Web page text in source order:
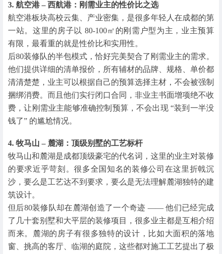
3. 航空港 – 西航港：刚需业主的性价比之选
航空港板块高校云集、产业密集，是很多年轻人在成都的第
一站。这里的房子以 80-100㎡的刚需户型为主，业主预算
有限，最看重的就是性价比和实用性。
后80装修队的半包模式，恰好完美契合了刚需业主的需求。
他们提供详细的清单报价，所有辅材的品牌、规格、单价都
清清楚楚，业主可以根据自己的预算选择主材，不会被强制
捆绑消费。而且他们实行闭口合同，非业主书面增项绝不收
费，让刚需业主能够准确控制预算，不会出现 “装到一半没
钱了” 的尴尬情况。
4. 牧马山 – 麓湖：顶级别墅的工艺标杆
牧马山和麓湖是成都顶级豪宅的代名词，这里的业主对装修
的要求近乎苛刻。很多全国知名的装修公司在这里折戟沉
沙，要么是工艺达不到要求，要么是无法理解麓湖独特的建
筑设计。
但后80装修队却在麓湖创造了一个奇迹 —— 他们已经完成
了几十套别墅和大平层的装修项目，很多业主都是互相介绍
而来。麓湖的房子有很多独特的设计，比如大面积的落地
窗、挑高的客厅、临湖的庭院，这些都对施工工艺提出了极